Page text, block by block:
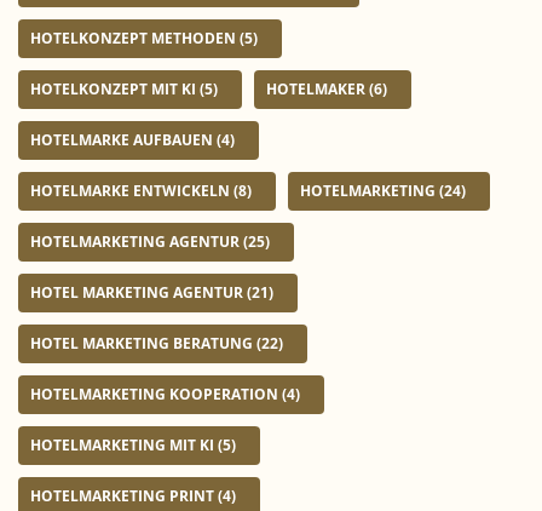
HOTELKONZEPT METHODEN (5)
HOTELKONZEPT MIT KI (5) HOTELMAKER(6)
HOTELMARKE AUFBAUEN (4)
HOTELMARKE ENTWICKELN (8) HOTELMARKETING (24)
HOTELMARKETING AGENTUR(25)
HOTEL MARKETING AGENTUR(21)
HOTEL MARKETING BERATUNG (22)
HOTELMARKETING KOOPERATION (4)
HOTELMARKETING MIT KI (5)
HOTELMARKETING PRINT(4)